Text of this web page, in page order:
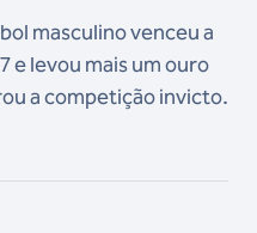
masculino venceu a
e levou mais um ouro
a competição invicto.